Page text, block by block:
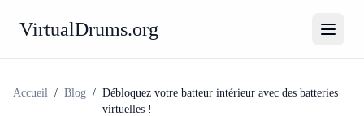
VirtualDrums.org
Accueil / Blog / Débloquez votre batteur intérieur avec des batteries
virtuelles !